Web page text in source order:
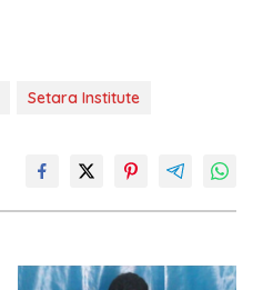
Setara Institute